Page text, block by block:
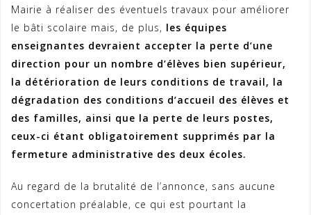
Mairie à réaliser des éventuels travaux pour améliorer
le bâti scolaire mais, de plus, les équipes
enseignantes devraient accepter la perte d’une
direction pour un nombre d’élèves bien supérieur,
la détérioration de leurs conditions de travail, la
dégradation des conditions d’accueil des élèves et
des familles, ainsi que la perte de leurs postes,
ceux-ci étant obligatoirement supprimés par la
fermeture administrative des deux écoles.
Au regard de la brutalité de l’annonce, sans aucune
concertation préalable, ce qui est pourtant la